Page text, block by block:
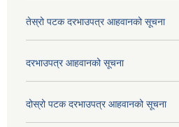
तेस्रो पटक दरभाउपत्र आहवानको सूचना
दरभाउपत्र आहवानको सूचना
दोस्रो पटक दरभाउपत्र आहवानको सूचना